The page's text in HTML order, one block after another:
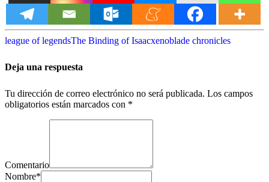
league of legendsThe Binding of Isaacxenoblade chronicles
Deja una respuesta
Tu dirección de correo electrónico no será publicada. Los campos
obligatorios están marcados con *
Comentario
Nombre*